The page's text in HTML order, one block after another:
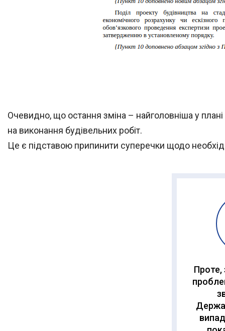
Очевидно, що остання зміна – найголовніша у
на виконання будівельних робіт.
Це є підставою припинити суперечки щодо
Проте,